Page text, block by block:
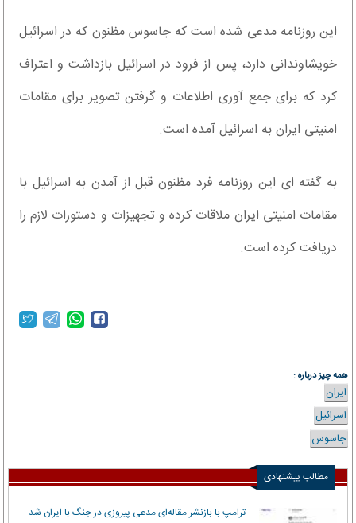
این روزنامه مدعی شده است که جاسوس مظنون که در اسرائیل
خویشاوندانی دارد، پس از فرود در اسرائیل بازداشت و اعتراف
کرد که برای جمع آوری اطلاعات و گرفتن تصویر برای مقامات
امنیتی ایران به اسرائیل آمده است.
به گفته ای این روزنامه فرد مظنون قبل از آمدن به اسرائیل با
مقامات امنیتی ایران ملاقات کرده و تجهیزات و دستورات لازم را
دریافت کرده است.
همه چیز درباره :
ایران
اسرائیل
جاسوس
مطالب پیشنهادی
ترامپ با بازنشر مقاله‌ای مدعی پیروزی در جنگ با ایران شد